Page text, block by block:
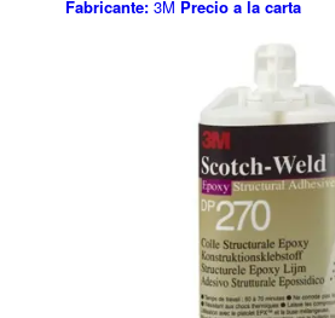
Fabricante:3M Precio a la carta